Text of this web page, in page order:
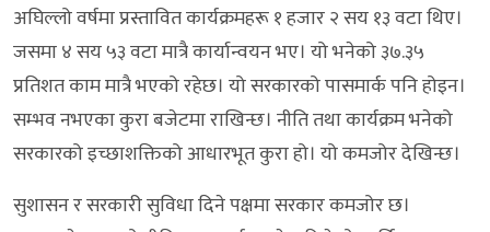
अघिल्लो वर्षमा प्रस्तावित कार्यक्रमहरू १ हजार २ सय १३ वटा थिए।
जसमा ४ सय ५३ वटा मात्रै कार्यान्वयन भए। यो भनेको ३७.३५
प्रतिशत काम मात्रै भएको रहेछ। यो सरकारको पासमार्क पनि होइन।
सम्भव नभएका कुरा बजेटमा राखिन्छ। नीति तथा कार्यक्रम भनेको
सरकारको इच्छाशक्तिको आधारभूत कुरा हो। यो कमजोर देखिन्छ।
सुशासन र सरकारी सुविधा दिने पक्षमा सरकार कमजोर छ।